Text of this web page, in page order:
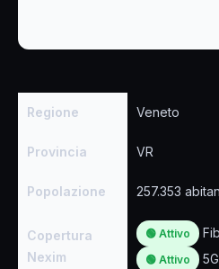
Regione Veneto
Provincia VR
Popolazione 257.353
Copertura
Nexim
🟢 Attivo
🟢 Attivo 5G